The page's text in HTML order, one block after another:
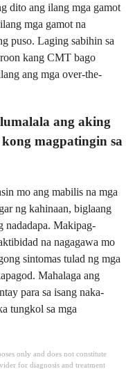
dito ang ilang mga gamot
mga gamot na
puso. Laging sabihin sa
kang CMT bago
ang mga over-the-
ang aking
magpatingin sa
mo ang mabilis na mga
ng kahinaan, biglaang
nadadapa. Makipag-
na nagagawa mo
sintomas tulad ng mga
Mahalaga ang
para sa isang naka-
tungkol sa mga
only and does not constitute
for diagnosis and treatment